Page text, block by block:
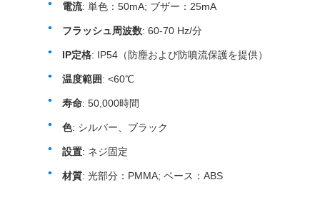
電流: 単色：50mA; ブザー：25mA
フラッシュ周波数: 60-70 Hz/分
IP定格: IP54（防塵および防噴流保護を提供）
温度範囲: <60℃
寿命: 50,000時間
色: シルバー、ブラック
設置: ネジ固定
材質: 光部分：PMMA; ベース：ABS